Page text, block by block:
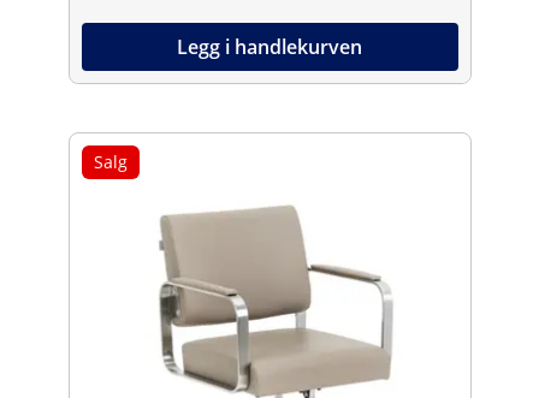
Legg i handlekurven
Salg